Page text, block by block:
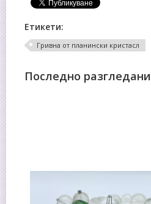
Етикети:
Гривна от планински кристасл
Последно разгледани